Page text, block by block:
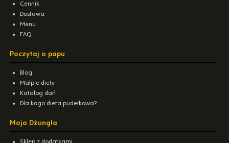
Cennik
Dostawa
Menu
FAQ
Poczytaj o papu
Blog
Małpie diety
Katalog dań
Dla kogo dieta pudełkowa?
Moja Dżungla
Sklep z dodatkami